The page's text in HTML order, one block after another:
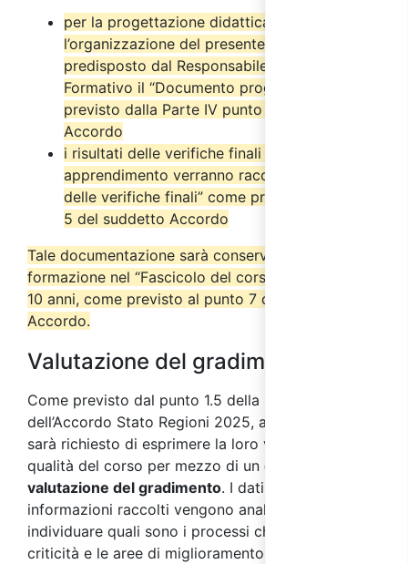
per la progettazione didattica e
l’organizzazione del presente corso è stato
predisposto dal Responsabile del Progetto
Formativo il “Documento progettuale” come
previsto dalla Parte IV punto 2.6 del suddetto
Accordo
i risultati delle verifiche finali di
apprendimento verranno raccolti nel “Verbale
delle verifiche finali” come previsto dal punto
5 del suddetto Accordo
Tale documentazione sarà conservata dall’ente di
formazione nel “Fascicolo del corso” per almeno
10 anni, come previsto al punto 7 del suddetto
Accordo.
Valutazione del gradimento
Come previsto dal punto 1.5 della parte IV
dell’Accordo Stato Regioni 2025, ai partecipanti
sarà richiesto di esprimere la loro valutazione sulla
qualità del corso per mezzo di un questionario di
valutazione del gradimento. I dati e le
informazioni raccolti vengono analizzati al fine di
individuare quali sono i processi che presentano
criticità e le aree di miglioramento su cui